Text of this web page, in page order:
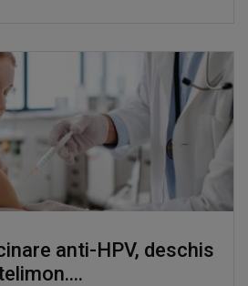
anti-HPV, deschis